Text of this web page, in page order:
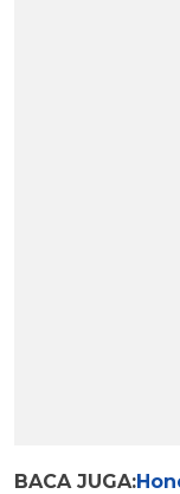
BACA JUGA: